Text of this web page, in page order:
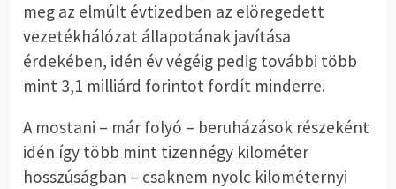
meg az elmúlt évtizedben az elöregedett
vezetékhálózat állapotának javítása
érdekében, idén év végéig pedig további több
mint 3,1 milliárd forintot fordít minderre.
A mostani – már folyó – beruházások részeként
idén így több mint tizennégy kilométer
hosszúságban – csaknem nyolc kilométernyi